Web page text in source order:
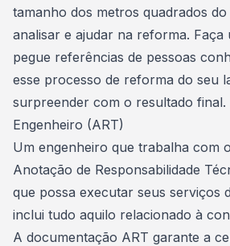
tamanho dos metros quadrados
analisar e ajudar na reforma. Faça
pegue referências de pessoas
esse processo de reforma do seu
surpreender com o resultado final.
Engenheiro (ART)
Um engenheiro que trabalha com
Anotação de Responsabilidade
que possa executar seus serviços
inclui tudo aquilo relacionado à
A documentação ART garante a